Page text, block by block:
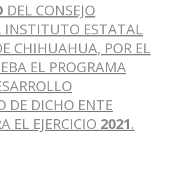
DEL CONSEJO
INSTITUTO ESTATAL
CHIHUAHUA, POR EL
EL PROGRAMA
DE DICHO ENTE
EL EJERCICIO 2021.